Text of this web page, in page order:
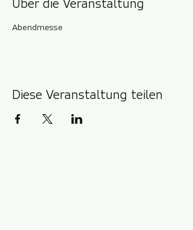
Über die Veranstaltung
Abendmesse
Diese Veranstaltung teilen